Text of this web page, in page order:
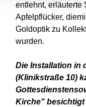
entlehnt, erläuterte
Apfelpflücker,
Goldoptik zu
wurden.
Die Installation in
(Klinikstraße 10)
Kirche" besichtigt